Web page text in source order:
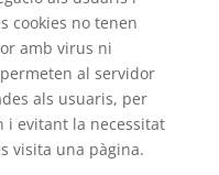
cookies no tenen
amb virus ni
permeten al servidor
als usuaris, per
i evitant la necessitat
visita una pàgina.